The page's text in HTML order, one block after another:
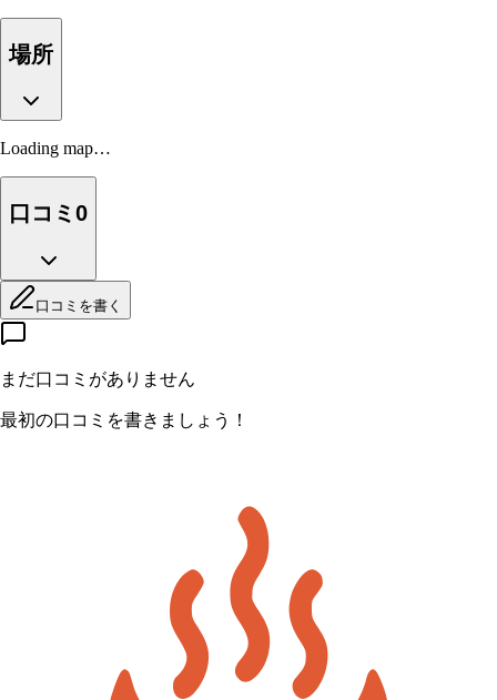
場所
Loading map…
口コミ 0
口コミを書く
まだ口コミがありません
最初の口コミを書きましょう！